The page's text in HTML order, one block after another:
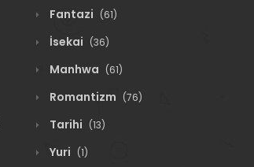
Fantazi (61)
İsekai (36)
Manhwa (61)
Romantizm (76)
Tarihi (13)
Yuri (1)